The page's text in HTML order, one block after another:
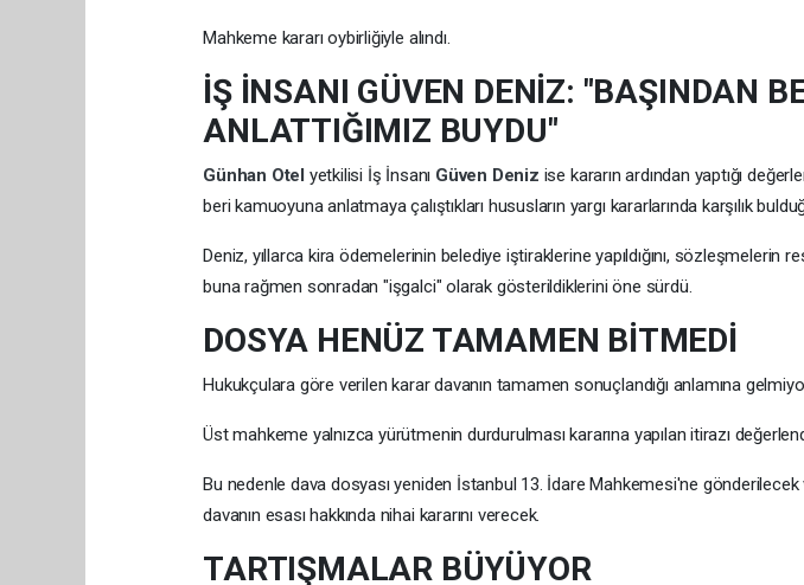
Mahkeme kararı oybirliğiyle alındı.
İŞ İNSANI GÜVEN DENİZ: "BAŞINDAN
ANLATTIĞIMIZ BUYDU"
Günhan Otel yetkilisi İş İnsanı Güven Deniz ise kararın ardından yaptığı
beri kamuoyuna anlatmaya çalıştıkları hususların yargı kararlarında karşılık
Deniz, yıllarca kira ödemelerinin belediye iştiraklerine yapıldığını, sözleşmelerin
buna rağmen sonradan "işgalci" olarak gösterildiklerini öne sürdü.
DOSYA HENÜZ TAMAMEN BİTMEDİ
Hukukçulara göre verilen karar davanın tamamen sonuçlandığı anlamına
Üst mahkeme yalnızca yürütmenin durdurulması kararına yapılan itirazı
Bu nedenle dava dosyası yeniden İstanbul 13. İdare Mahkemesi'ne
davanın esası hakkında nihai kararını verecek.
TARTIŞMALAR BÜYÜYOR